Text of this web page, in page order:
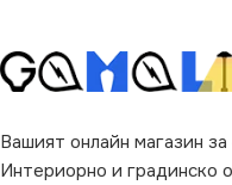
Вашият онлайн магазин
Интериорно и градинско